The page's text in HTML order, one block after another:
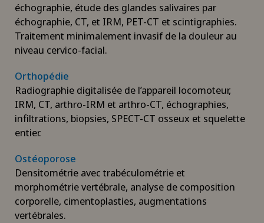
échographie, étude des glandes salivaires par
échographie, CT, et IRM, PET-CT et scintigraphies.
Traitement minimalement invasif de la douleur au
niveau cervico-facial.
Orthopédie
Radiographie digitalisée de l’appareil locomoteur,
IRM, CT, arthro-IRM et arthro-CT, échographies,
infiltrations, biopsies, SPECT-CT osseux et squelette
entier.
Ostéoporose
Densitométrie avec trabéculométrie et
morphométrie vertébrale, analyse de composition
corporelle, cimentoplasties, augmentations
vertébrales.